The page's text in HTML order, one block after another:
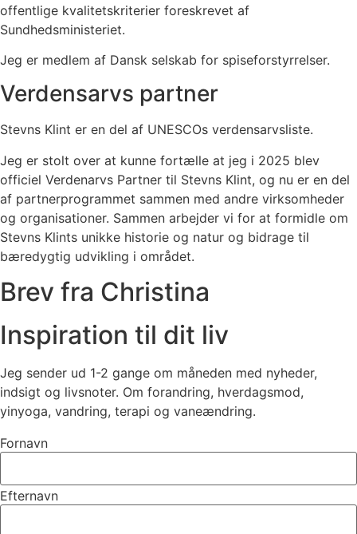
offentlige kvalitetskriterier foreskrevet af
Sundhedsministeriet.
Jeg er medlem af Dansk selskab for spiseforstyrrelser.
Verdensarvs partner
Stevns Klint er en del af UNESCOs verdensarvsliste.
Jeg er stolt over at kunne fortælle at jeg i 2025 blev
officiel Verdenarvs Partner til Stevns Klint, og nu er en del
af partnerprogrammet sammen med andre virksomheder
og organisationer. Sammen arbejder vi for at formidle om
Stevns Klints unikke historie og natur og bidrage til
bæredygtig udvikling i området.
Brev fra Christina
Inspiration til dit liv
Jeg sender ud 1-2 gange om måneden med nyheder,
indsigt og livsnoter. Om forandring, hverdagsmod,
yinyoga, vandring, terapi og vaneændring.
Fornavn
Efternavn